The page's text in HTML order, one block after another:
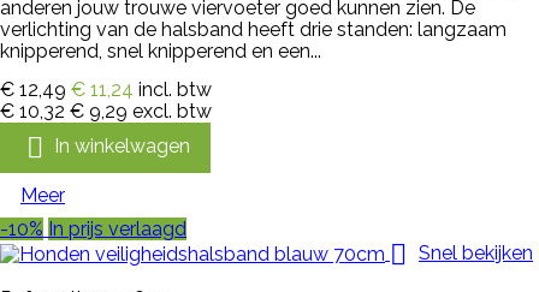
anderen jouw trouwe viervoeter goed kunnen zien. De
verlichting van de halsband heeft drie standen: langzaam
knipperend, snel knipperend en een...
€ 12,49 € 11,24 incl. btw
€ 10,32 € 9,29 excl. btw
 In winkelwagen
Meer
-10% In prijs verlaagd
 Snel bekijken